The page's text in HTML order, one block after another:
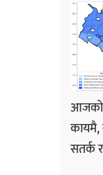
आजको
कायमै,
सतर्क